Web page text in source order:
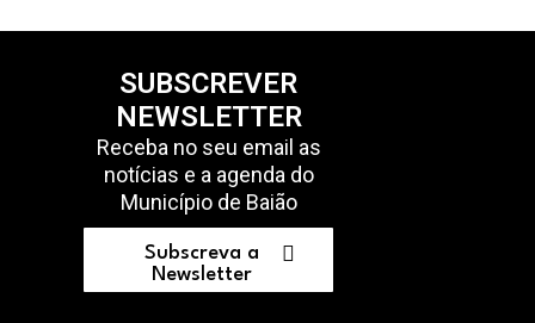
SUBSCREVER
NEWSLETTER
Receba no seu email as
notícias e a agenda do
Município de Baião
Subscreva a
Newsletter